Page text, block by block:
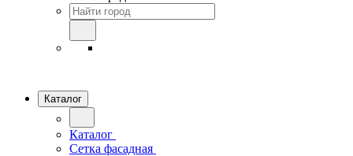
Каталог
Каталог
Сетка фасадная